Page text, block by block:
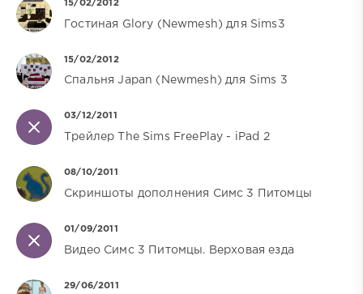
15/02/2012
Гостиная Glory (Newmesh) для Sims3
15/02/2012
Спальня Japan (Newmesh) для Sims 3
03/12/2011
Трейлер The Sims FreePlay - iPad 2
08/10/2011
Скриншоты дополнения Симс 3 Питомцы
01/09/2011
Видео Симс 3 Питомцы. Верховая езда
29/06/2011